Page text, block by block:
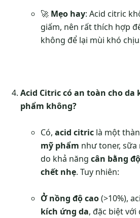
🚀 Mẹo hay: Acid citric
giấm, nên rất thích hợp
không để lại mùi khó
Acid Citric có an toàn cho
phẩm không?
Có, acid citric là một
mỹ phẩm như toner,
do khả năng cân bằng
chết nhẹ. Tuy nhiên:
Ở nồng độ cao(>10%),
kích ứng da, đặc biệt với